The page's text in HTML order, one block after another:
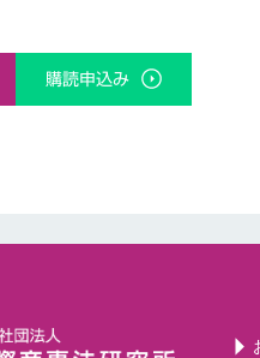
購読申込み